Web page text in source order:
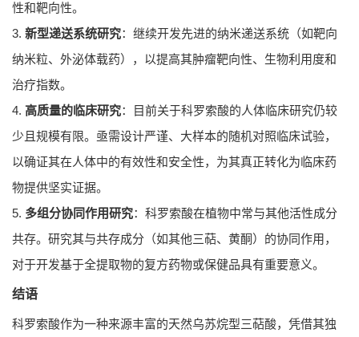
性和靶向性。
3. 新型递送系统研究：继续开发先进的纳米递送系统（如靶向
纳米粒、外泌体载药），以提高其肿瘤靶向性、生物利用度和
治疗指数。
4. 高质量的临床研究：目前关于科罗索酸的人体临床研究仍较
少且规模有限。亟需设计严谨、大样本的随机对照临床试验，
以确证其在人体中的有效性和安全性，为其真正转化为临床药
物提供坚实证据。
5. 多组分协同作用研究：科罗索酸在植物中常与其他活性成分
共存。研究其与共存成分（如其他三萜、黄酮）的协同作用，
对于开发基于全提取物的复方药物或保健品具有重要意义。
结语
科罗索酸作为一种来源丰富的天然乌苏烷型三萜酸，凭借其独